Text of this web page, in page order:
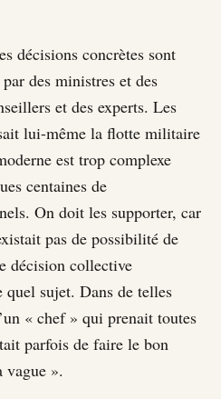
décisions concrètes sont
des ministres et des
et des experts. Les
lui-même la flotte militaire
est trop complexe
centaines de
On doit les supporter, car
pas de possibilité de
décision collective
quel sujet. Dans de telles
« chef » qui prenait toutes
parfois de faire le bon
vague ».